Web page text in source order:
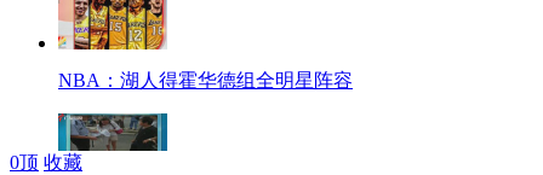
NBA：湖人得霍华德组全明星阵容
0顶 收藏